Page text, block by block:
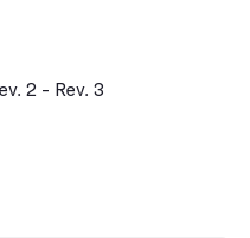
2 - Rev. 3